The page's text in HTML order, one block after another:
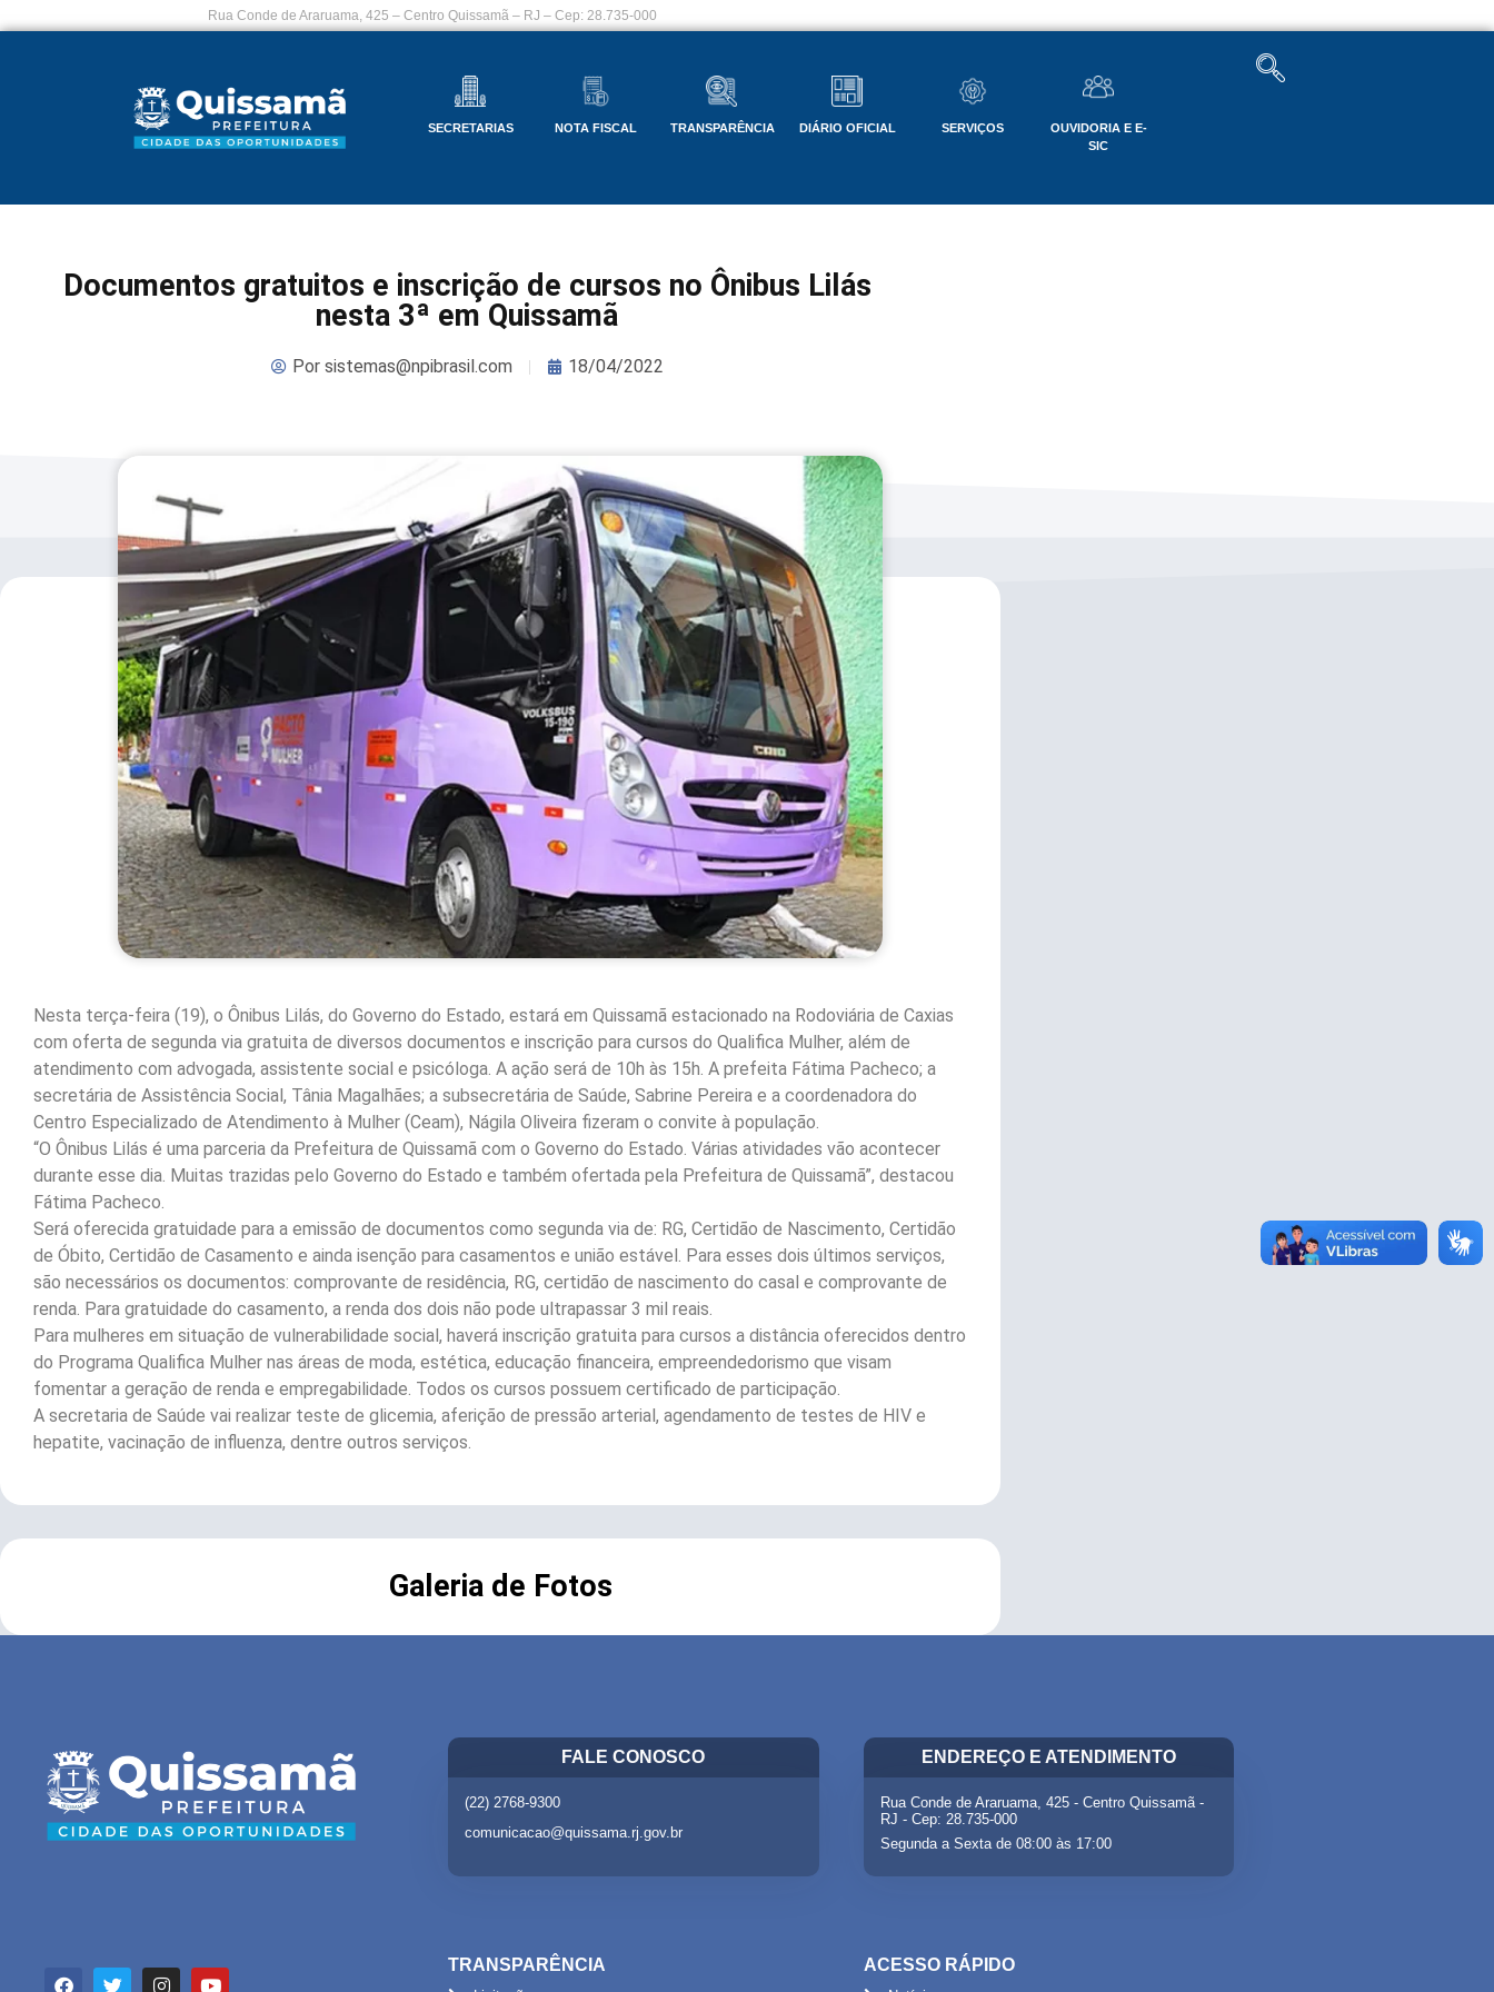
Rua Conde de Araruama, 425 – Centro Quissamã – RJ – Cep: 28.735-000
SECRETARIAS NOTA FISCAL TRANSPARÊNCIA DIÁRIO OFICIAL SERVIÇOS
OUVIDORIA E E-
SIC
Documentos gratuitos e inscrição de cursos no Ônibus Lilás
nesta 3ª em Quissamã
Porsistemas@npibrasil.com 18/04/2022
Nesta terça-feira (19), o Ônibus Lilás, do Governo do Estado, estará em Quissamã estacionado na Rodoviária de Caxias
com oferta de segunda via gratuita de diversos documentos e inscrição para cursos do Qualifica Mulher, além de
atendimento com advogada, assistente social e psicóloga. A ação será de 10h às 15h. A prefeita Fátima Pacheco; a
secretária de Assistência Social, Tânia Magalhães; a subsecretária de Saúde, Sabrine Pereira e a coordenadora do
Centro Especializado de Atendimento à Mulher (Ceam), Nágila Oliveira fizeram o convite à população.
“O Ônibus Lilás é uma parceria da Prefeitura de Quissamã com o Governo do Estado. Várias atividades vão acontecer
durante esse dia. Muitas trazidas pelo Governo do Estado e também ofertada pela Prefeitura de Quissamã”, destacou
Fátima Pacheco.
Será oferecida gratuidade para a emissão de documentos como segunda via de: RG, Certidão de Nascimento, Certidão
de Óbito, Certidão de Casamento e ainda isenção para casamentos e união estável. Para esses dois últimos serviços,
são necessários os documentos: comprovante de residência, RG, certidão de nascimento do casal e comprovante de
renda. Para gratuidade do casamento, a renda dos dois não pode ultrapassar 3 mil reais.
Para mulheres em situação de vulnerabilidade social, haverá inscrição gratuita para cursos a distância oferecidos dentro
do Programa Qualifica Mulher nas áreas de moda, estética, educação financeira, empreendedorismo que visam
fomentar a geração de renda e empregabilidade. Todos os cursos possuem certificado de participação.
A secretaria de Saúde vai realizar teste de glicemia, aferição de pressão arterial, agendamento de testes de HIV e
hepatite, vacinação de influenza, dentre outros serviços.
Galeria de Fotos
FALE CONOSCO
(22) 2768-9300
comunicacao@quissama.rj.gov.br
ENDEREÇO E ATENDIMENTO
Rua Conde de Araruama, 425 - Centro Quissamã -
RJ - Cep: 28.735-000
Segunda a Sexta de 08:00 às 17:00
TRANSPARÊNCIA ACESSO RÁPIDO